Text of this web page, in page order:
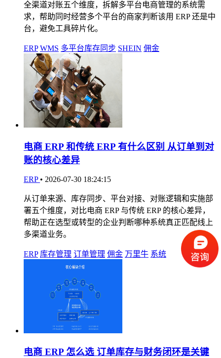
全渠道对账五个维度，拆解多平台电商管理的系统需
求，帮助同时经营多个平台的商家判断该用 ERP 还是中
台，避免工具碎片化。
ERP WMS 多平台库存同步 SHEIN 佣金
电商 ERP 和传统 ERP 有什么区别 从订单到对
账的核心差异
ERP • 2026-07-30 18:24:15
从订单来源、库存同步、平台对接、对账逻辑和实施部
署五个维度，对比电商 ERP 与传统 ERP 的核心差异，
帮助正在选型或转型的企业判断哪种系统真正匹配线上
多渠道业务。
ERP 库存管理 订单管理 佣金 万里牛 系统
电商 ERP 怎么选 订单库存与财务闭环是关键